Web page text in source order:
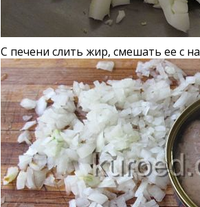
С печени слить жир, смешать ее с